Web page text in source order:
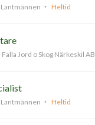
Lantmännen Heltid
Falla Jord o Skog Närkeskil AB
Lantmännen Heltid